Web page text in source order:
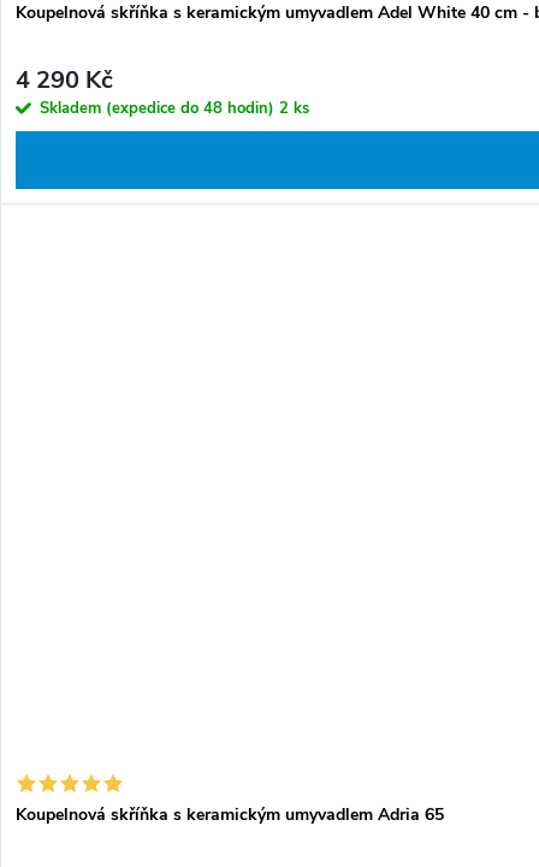
Koupelnová skříňka s keramickým umyvadlem Adel White 40 cm -
4 290 Kč
Skladem (expedice do 48 hodin) 2 ks
Koupelnová skříňka s keramickým umyvadlem Adria 65